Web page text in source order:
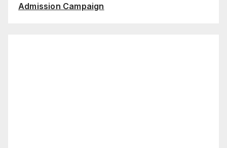
Admission Campaign